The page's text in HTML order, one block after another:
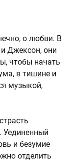
о любви. В
Джексон, они
чтобы начать
в тишине и
музыкой,
Уединенный
и безумие
отделить